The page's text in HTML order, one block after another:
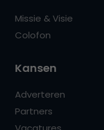
Missie & Visie
Colofon
Kansen
Adverteren
Partners